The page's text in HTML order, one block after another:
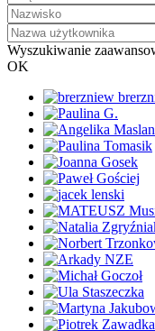
Wyszukiwanie
OK